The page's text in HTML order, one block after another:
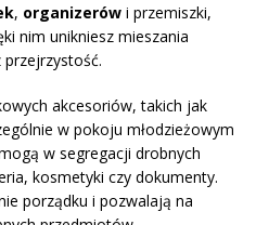
, organizerów i przemiszki,
nim unikniesz mieszania
akcesoriów, takich jak
w pokoju młodzieżowym
w segregacji drobnych
kosmetyki czy dokumenty.
porządku i pozwalają na